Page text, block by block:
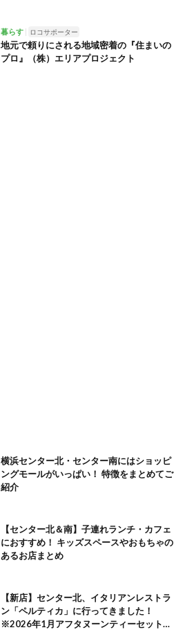
暮らす ロコサポーター
地元で頼りにされる地域密着の『住まいの
プロ』（株）エリアプロジェクト
横浜センター北・センター南にはショッピ
ングモールがいっぱい！ 特徴をまとめてご
紹介
【センター北＆南】子連れランチ・カフェ
におすすめ！ キッズスペースやおもちゃの
あるお店まとめ
【新店】センター北、イタリアンレストラ
ン「ペルティカ」に行ってきました！
※2026年1月アフタヌーンティーセット追